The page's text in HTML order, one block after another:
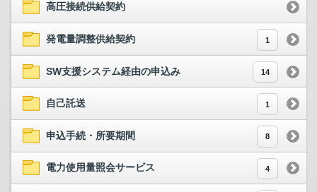
高圧接続供給契約
発電量調整供給契約 1
SW支援システム経由の申込み 14
自己託送 1
申込手続・所要期間 8
電力使用量照会サービス 4